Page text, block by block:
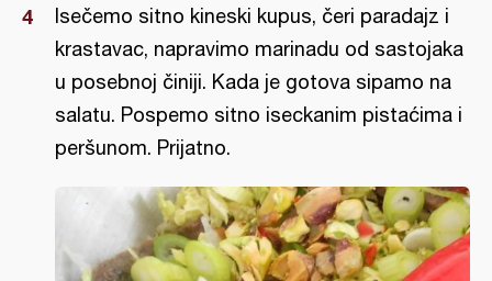
Isečemo sitno kineski kupus, čeri paradajz i
krastavac, napravimo marinadu od sastojaka
u posebnoj činiji. Kada je gotova sipamo na
salatu. Pospemo sitno iseckanim pistaćima i
peršunom. Prijatno.